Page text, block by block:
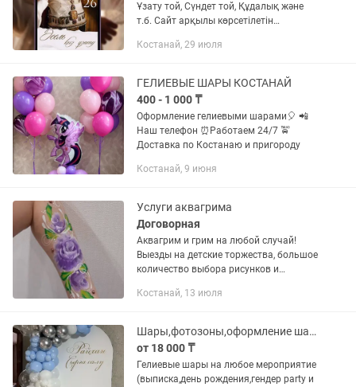
Ұзату той, Сүндет той, Құдалық және
т.б. Сайт арқылы көрсетілетін
2. 2GIS картасы арқылы адресті
Костанай, 29 июля
ГЕЛИЕВЫЕ ШАРЫ КОСТАНАЙ
400 - 1 000 ₸
Оформление гелиевыми шарами🎈 📲
Наш телефон ⏰Работаем 24/7 🚖
Доставка по Костанаю и пригороду
Костанай, 9 июня
Услуги аквагрима
Договорная
Аквагрим и грим на любой случай!
Выезды на детские торжества, большое
количество выбора рисунков и
образ для тематической фотосессии!
Костанай, 13 июля
Шары,фотозоны,оформление шарами ,баннер,оформление входной группы
от 18 000 ₸
Гелиевые шары на любое мероприятие
(выписка,день рождения,гендер party и